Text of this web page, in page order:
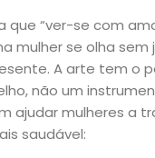
que “ver-se com
mulher se olha
A arte tem o
não um
ajudar mulheres a
saudável: